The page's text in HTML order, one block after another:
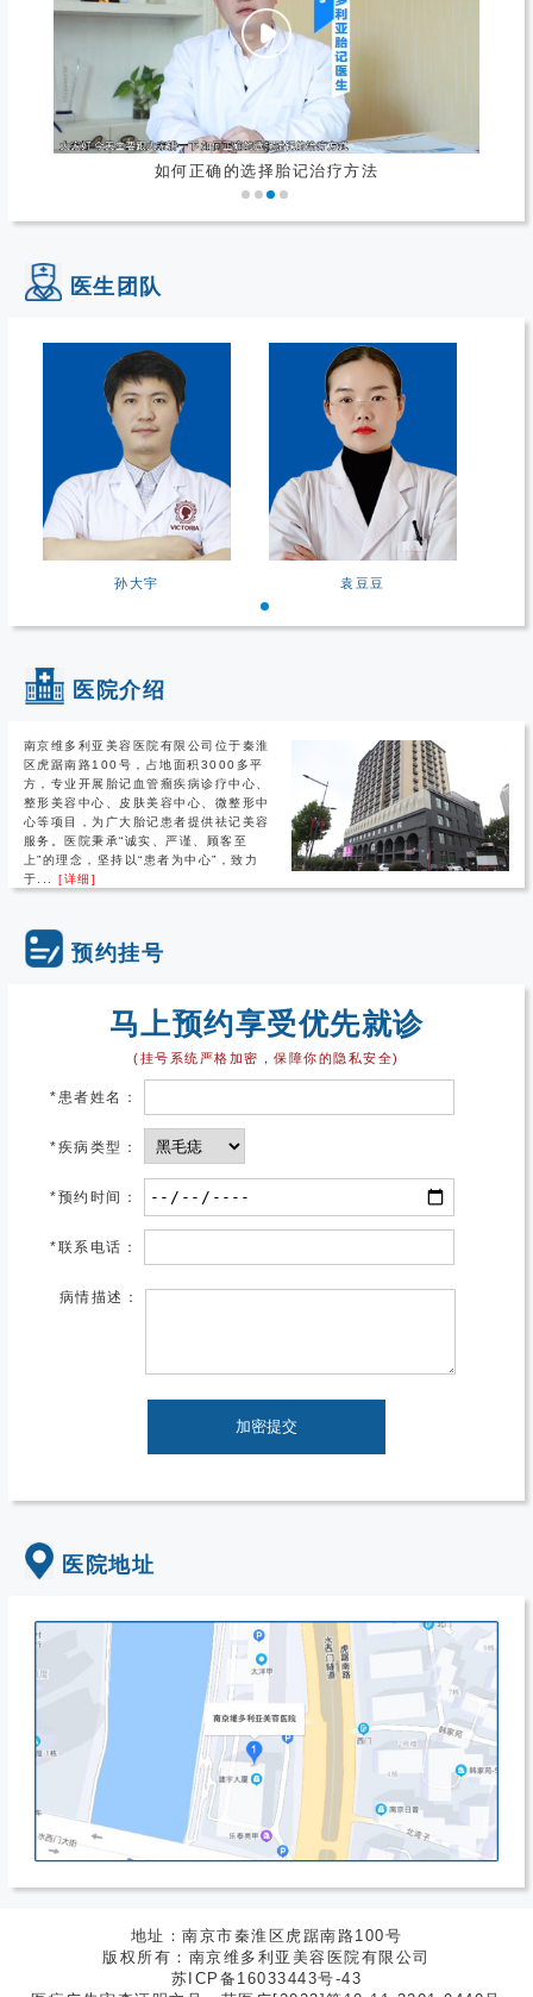
如何正确的选择胎记治疗方法
医生团队
孙大宇 袁豆豆
医院介绍
南京维多利亚美容医院有限公司位于秦淮
区虎踞南路100号，占地面积3000多平
方，专业开展胎记血管瘤疾病诊疗中心、
整形美容中心、皮肤美容中心、微整形中
心等项目，为广大胎记患者提供祛记美容
服务。医院秉承“诚实、严谨、顾客至
上”的理念，坚持以“患者为中心”，致力
于...[详细]
预约挂号
马上预约享受优先就诊
(挂号系统严格加密，保障你的隐私安全)
*患者姓名：
*疾病类型：
*预约时间：
*联系电话：
病情描述：
加密提交
医院地址
地址：南京市秦淮区虎踞南路100号
版权所有：南京维多利亚美容医院有限公司
苏ICP备16033443号-43